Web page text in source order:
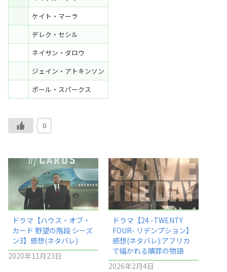
ケイト・マーラ
デレク・セシル
ネイサン・ダロウ
ジェイン・アトキンソン
ポール・スパークス
0
ドラマ【ハウス・オブ・
カード 野望の階段 シーズ
ン3】感想(ネタバレ)
2020年11月23日
ドラマ【24 -TWENTY
FOUR- リデンプション】
感想(ネタバレ):アフリカ
で描かれる贖罪の物語
2026年2月4日